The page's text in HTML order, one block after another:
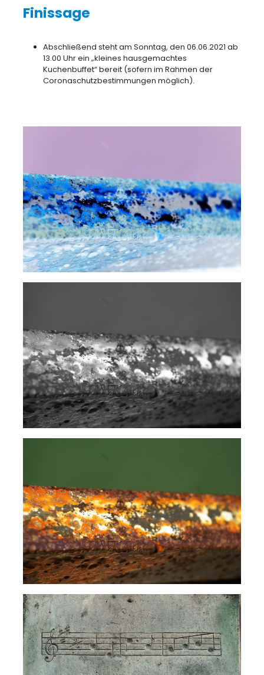
Finissage
Abschließend steht am Sonntag, den 06.06.2021 ab
13.00 Uhr ein „kleines hausgemachtes
Kuchenbuffet“ bereit (sofern im Rahmen der
Coronaschutzbestimmungen möglich).